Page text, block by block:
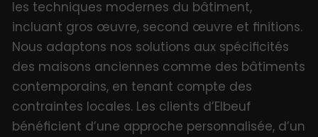
les techniques modernes du bâtiment,
incluant gros œuvre, second œuvre et finitions.
Nous adaptons nos solutions aux spécificités
des maisons anciennes comme des bâtiments
contemporains, en tenant compte des
contraintes locales. Les clients d’Elbeuf
bénéficient d’une approche personnalisée, d’un